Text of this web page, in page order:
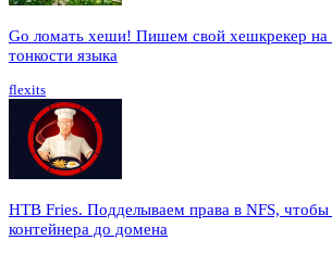
Go ломать хеши! Пишем свой хешкрекер на
тонкости языка
flexits
HTB Fries. Подделываем права в NFS, чтобы
контейнера до домена